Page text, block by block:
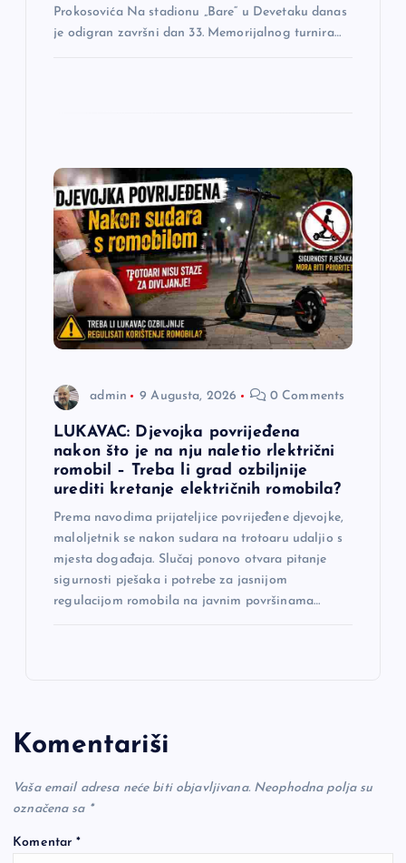
Prokosovića Na stadionu „Bare“ u Devetaku danas
je odigran završni dan 33. Memorijalnog turnira…
admin 9 Augusta, 2026 0 Comments
LUKAVAC: Djevojka povrijeđena
nakon što je na nju naletio rlektrični
romobil – Treba li grad ozbiljnije
urediti kretanje električnih romobila?
Prema navodima prijateljice povrijeđene djevojke,
maloljetnik se nakon sudara na trotoaru udaljio s
mjesta događaja. Slučaj ponovo otvara pitanje
sigurnosti pješaka i potrebe za jasnijom
regulacijom romobila na javnim površinama…
Komentariši
Vaša email adresa neće biti objavljivana. Neophodna polja su
označena sa *
Komentar*